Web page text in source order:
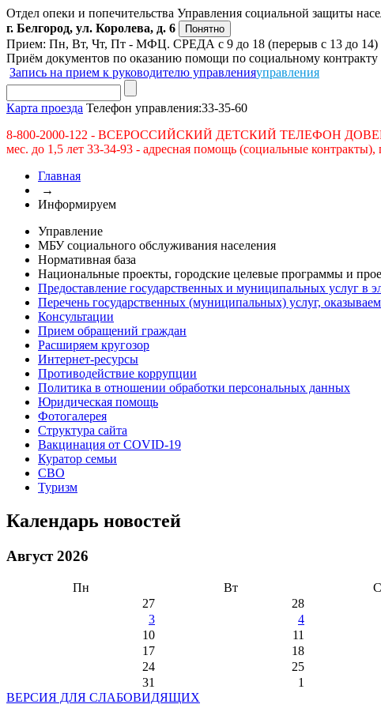
Отдел опеки и попечительства Управления социальной защиты
г. Белгород, ул. Королева, д. 6
Понятно
Прием: Пн, Вт, Чт, Пт - МФЦ. СРЕДА с 9 до 18 (перерыв с 13 до 14)
Приём документов по оказанию помощи по социальному контракту
Запись на прием к руководителю управленияуправления
Карта проезда Телефон управления:33-35-60
8-800-2000-122 - ВСЕРОССИЙСКИЙ ДЕТСКИЙ ТЕЛЕФОН ДОВЕРИЯ;
мес. до 1,5 лет 33-34-93 - адресная помощь (социальные
Главная
→
Информируем
Управление
МБУ социального обслуживания населения
Нормативная база
Национальные проекты, городские целевые программы и
Предоставление государственных и муниципальных услуг в
Перечень государственных (муниципальных) услуг,
Консультации
Прием обращений граждан
Расширяем кругозор
Интернет-ресурсы
Противодействие коррупции
Политика в отношении обработки персональных данных
Юридическая помощь
Фотогалерея
Структура сайта
Вакцинация от COVID-19
Куратор семьи
СВО
Туризм
Календарь новостей
Август 2026
Пн Вт
27
28
3
4
10
11
17
18
24
25
31
1
ВЕРСИЯ ДЛЯ СЛАБОВИДЯЩИХ